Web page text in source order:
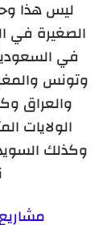
ليس هذا
الصغيرة في
في
وتونس
والعراق
الولايات
وكذلك